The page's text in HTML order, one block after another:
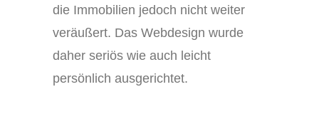
die Immobilien jedoch nicht weiter
veräußert. Das Webdesign wurde
daher seriös wie auch leicht
persönlich ausgerichtet.